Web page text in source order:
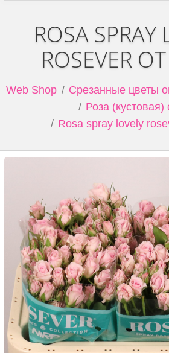
ROSA SPRAY
ROSEVER
Web Shop
Срезанные цветы
Роза (кустовая)
Rosa spray lovely